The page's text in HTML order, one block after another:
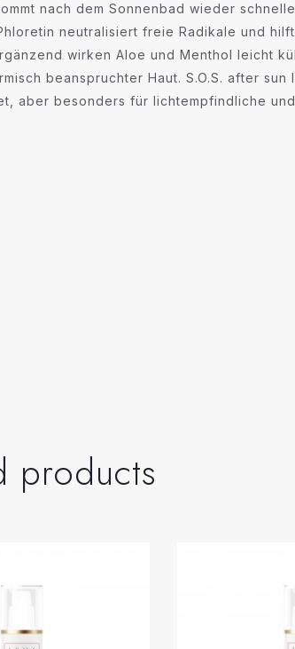
nach dem Sonnenbad wieder
neutralisiert freie Radikale und
wirken Aloe und Menthol leicht
beanspruchter Haut. S.O.S. after
aber besonders für lichtempfindliche
products